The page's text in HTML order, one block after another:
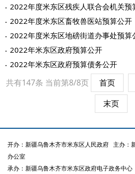
2022年度米东区残疾人联合会机关预
2022年度米东区畜牧兽医站预算公开
2022年度米东区地磅街道办事处预算
2022年米东区政府预算公开
2022年米东区政府预算债务公开
共有147条 当前第8/8页 首页
末页
开办：新疆乌鲁木齐市米东区人民政府 主办：
办公室
承办：新疆乌鲁木齐市米东区政府电子政务中心